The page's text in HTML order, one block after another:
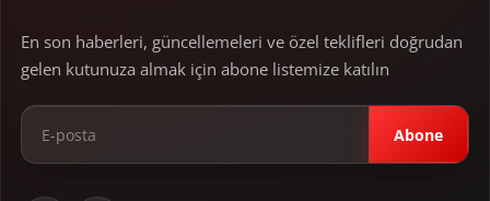
En son haberleri, güncellemeleri ve özel teklifleri doğrudan
gelen kutunuza almak için abone listemize katılın
Abone